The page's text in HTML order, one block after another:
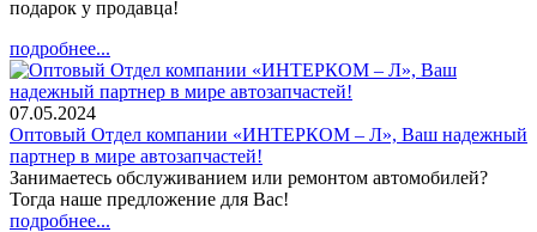
подарок у продавца!
подробнее...
07.05.2024
Оптовый Отдел компании «ИНТЕРКОМ – Л», Ваш надежный
партнер в мире автозапчастей!
Занимаетесь обслуживанием или ремонтом автомобилей?
Тогда наше предложение для Вас!
подробнее...